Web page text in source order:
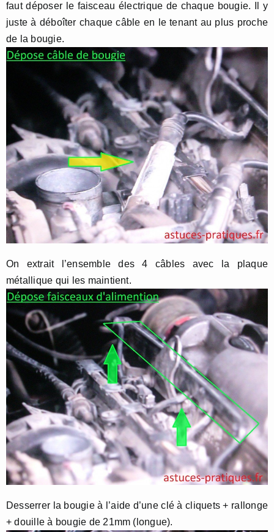
faut déposer le faisceau électrique de chaque bougie. Il y
juste à déboîter chaque câble en le tenant au plus proche
de la bougie.
On extrait l’ensemble des 4 câbles avec la plaque
métallique qui les maintient.
Desserrer la bougie à l’aide d’une clé à cliquets + rallonge
+ douille à bougie de 21mm (longue).